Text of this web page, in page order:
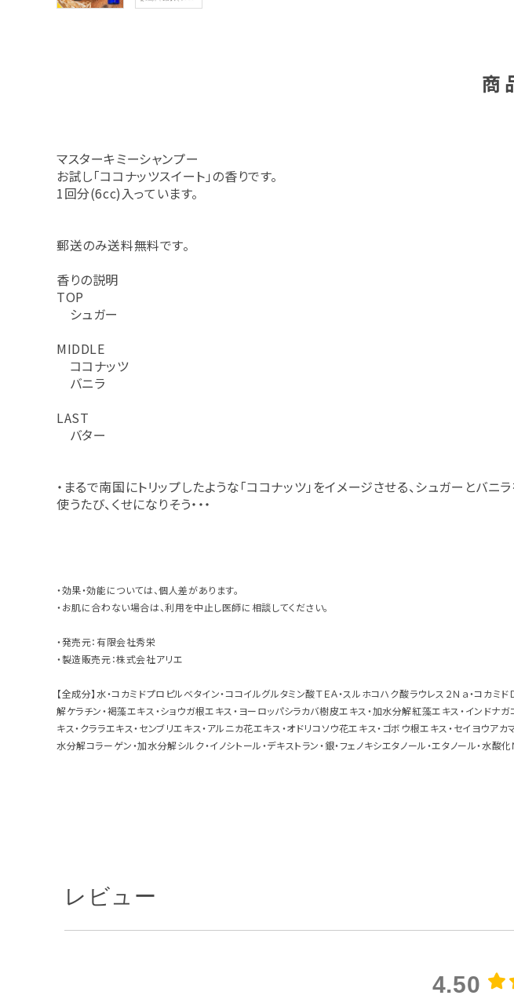
商
マスターキミーシャンプー
お試し「ココナッツスイート」の香りです。
1回分(6cc)入っています。
郵送のみ送料無料です。
香りの説明
TOP
シュガー
MIDDLE
ココナッツ
バニラ
LAST
バター
・まるで南国にトリップしたような「ココナッツ」をイメージさせる、シュガーとバ
使うたび、くせになりそう・・・
・効果・効能については、個人差があります。
・お肌に合わない場合は、利用を中止し医師に相談してください。
・発売元：有限会社秀栄
・製造販売元：株式会社アリエ
【全成分】水・コカミドプロピルベタイン・ココイルグルタミン酸ＴＥＡ・スルホコハク酸ラウレス２Ｎａ・コカ
解ケラチン・褐藻エキス・ショウガ根エキス・ヨーロッパシラカバ樹皮エキス・加水分解紅藻エキス・インドナ
キス・クララエキス・センブリエキス・アルニカ花エキス・オドリコソウ花エキス・ゴボウ根エキス・セイヨウ
水分解コラーゲン・加水分解シルク・イノシトール・デキストラン・銀・フェノキシエタノール・エタノール・水酸
レビュー
4.50